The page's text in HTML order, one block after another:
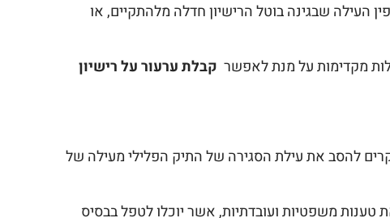
שבגינה בוטל הרישיון חדלה מלהתקיים, או
מקדימות על מנת לאפשר קבלת ערעור על רישיון
להסב את עילת הסגירה של התיק הפלילי מעילה של
משפטיות ועובדתיות, אשר יוכלו לטפל בבסיס